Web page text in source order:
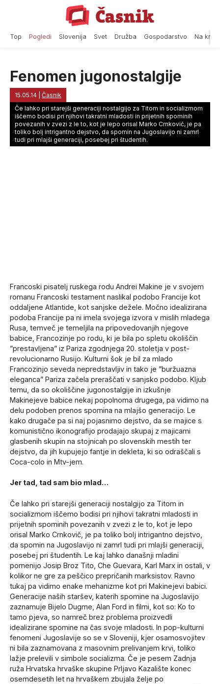
Top Pogledi Slovenija Svet Družba Gospodarstvo Na
Fenomen jugonostalgije
15.05.14
Časnik
Če lahko pri starejši generaciji nostalgijo za Titom in socializmom
iščemo bodisi pri njihovi takratni mladosti in prijetnih spominih
povezanih v zvezi z le to, kot je lepo orisal Marko Crnkovič, je pa
toliko bolj intrigantno dejstvo, da spomin na Jugoslavijo ni zamrl
tudi pri mlajši generaciji, posebej pri študentih.
Francoski pisatelj ruskega rodu Andrei Makine je v svojem
romanu Francoski testament naslikal podobo Francije kot
oddaljene Atlantide, kot sanjske dežele. Močno idealizirana
podoba Francije pa ni imela svojega izvora v mislih mladega
Rusa, temveč je temeljila na pripovedovanjih njegove
babice, Francozinje po rodu, ki je bila po spletu okoliščin
”prestavljena” iz Pariza zgodnjega 20. stoletja v post-
revolucionarno Rusijo. Kulturni šok je bil za mlado
Francozinjo seveda nepredstavljiv in tako je ”buržuazna
eleganca” Pariza začela preraščati v sanjsko podobo. Kljub
temu, da so okoliščine jugonostalgije in izkušnje
Makinejeve babice nekaj popolnoma drugega, pa vidimo na
delu podoben prenos spomina na mlajšo generacijo. Le
kako drugače pa si naj pojasnimo dejstvo, da se majice s
komunistično ikonografijo prodajajo skupaj z majicami
glasbenih skupin na stojnicah po slovenskih mestih ter
dejstvo, da jih kupujejo fantje in dekleta, ki so odraščali s
Coca-colo in Mtv-jem.
Jer tad, tad sam bio mlad…
Če lahko pri starejši generaciji nostalgijo za Titom in
socializmom iščemo bodisi pri njihovi takratni mladosti in
prijetnih spominih povezanih v zvezi z le to, kot je lepo
orisal Marko Crnkovič, je pa toliko bolj intrigantno dejstvo,
da spomin na Jugoslavijo ni zamrl tudi pri mlajši generaciji,
posebej pri študentih. Le kaj lahko današnji mladini
pomenijo Josip Broz Tito, Che Guevara, Karl Marx in ostali, v
kolikor ne gre za peščico prepričanih marksistov. Ravno
tukaj pa vidimo enake mehanizme kot pri Makinejevi babici.
Generacije naših staršev, katerih spomine na Jugoslavijo
zaznamuje Bijelo Dugme, Alan Ford in filmi, kot so: Ko to
tamo pjeva, so namreč brez problema proizvedli
idealizirane spomine na čas svoje mladosti. In pop-kulturni
fenomeni Jugoslavije so se v Sloveniji, kjer osamosvojitev
ni bila zaznamovana z masovnim prelivanjem krvi, toliko
lažje prelevili v simbole socializma. Če je pesem Zadnja
ruža Hrvatska hrvaške skupine Prljavo Kazalište konec
osemdesetih let na hrvaškem zbujala želje po